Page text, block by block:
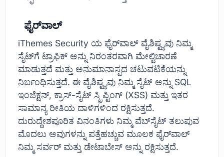
ಫೈರ್‌ವಾಲ್
iThemes Security ಯ ಫೈರ್‌ವಾಲ್ ವೈಶಿಷ್ಟ್ಯವು ನಿಮ್ಮ
ಸೈಟ್‌ಗೆ ಟ್ರಾಫಿಕ್ ಅನ್ನು ನಿರಂತರವಾಗಿ ಮೇಲ್ವಿಚಾರಣೆ
ಮಾಡುತ್ತದೆ ಮತ್ತು ಅನುಮಾನಾಸ್ಪದ ಚಟುವಟಿಕೆಯನ್ನು
ನಿರ್ಬಂಧಿಸುತ್ತದೆ. ಈ ವೈಶಿಷ್ಟ್ಯವು ನಿಮ್ಮ ಸೈಟ್ ಅನ್ನು SQL
ಇಂಜೆಕ್ಷನ್, ಕ್ರಾಸ್-ಸೈಟ್ ಸ್ಕ್ರಿಪ್ಟಿಂಗ್ (XSS) ಮತ್ತು ಇತರ
ಸಾಮಾನ್ಯ ರೀತಿಯ ದಾಳಿಗಳಿಂದ ರಕ್ಷಿಸುತ್ತದೆ.
ದುರುದ್ದೇಶಪೂರಿತ ವಿನಂತಿಗಳು ನಿಮ್ಮ ವೆಬ್‌ಸೈಟ್ ತಲುಪುವ
ಮೊದಲು ಅವುಗಳನ್ನು ಪತ್ತೆಹಚ್ಚುವ ಮೂಲಕ ಫೈರ್‌ವಾಲ್
ನಿಮ್ಮ ಸರ್ವರ್ ಮತ್ತು ಡೇಟಾಬೇಸ್ ಅನ್ನು ರಕ್ಷಿಸುತ್ತದೆ.